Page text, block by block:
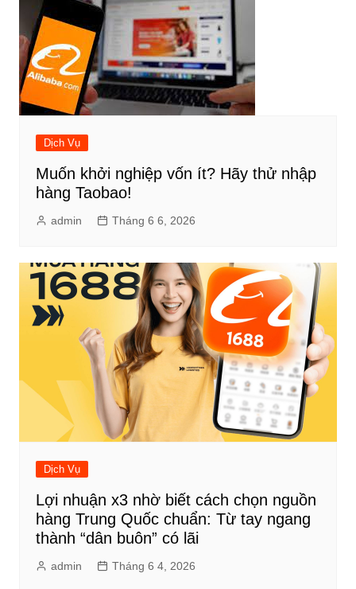
Dịch Vụ
Muốn khởi nghiệp vốn ít? Hãy thử nhập
hàng Taobao!
admin Tháng 6 6, 2026
Dịch Vụ
Lợi nhuận x3 nhờ biết cách chọn nguồn
hàng Trung Quốc chuẩn: Từ tay ngang
thành “dân buôn” có lãi
admin Tháng 6 4, 2026